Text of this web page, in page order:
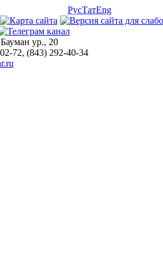
РусТатEng
ур., 20
72, (843) 292-40-34